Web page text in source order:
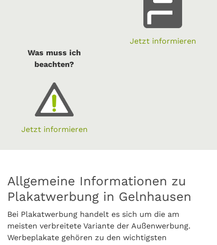
Jetzt informieren
Was muss ich
beachten?
Jetzt informieren
Allgemeine Informationen zu
Plakatwerbung in Gelnhausen
Bei Plakatwerbung handelt es sich um die am
meisten verbreitete Variante der Außenwerbung.
Werbeplakate gehören zu den wichtigsten